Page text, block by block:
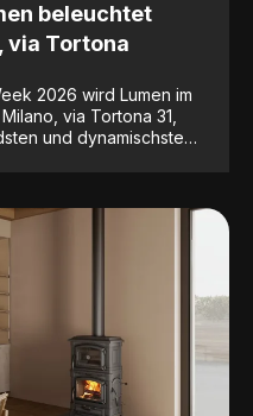
beleuchtet
via Tortona
2026 wird Lumen im
via Tortona 31,
und dynamischsten